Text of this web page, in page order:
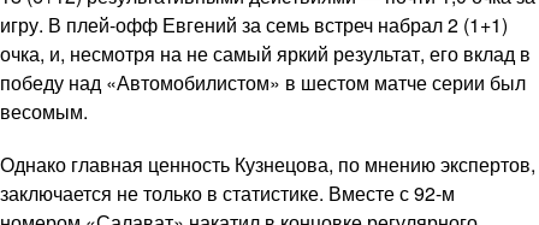
игру. В плей-офф Евгений за семь встреч набрал 2 (1+1)
очка, и, несмотря на не самый яркий результат, его вклад в
победу над «Автомобилистом» в шестом матче серии был
весомым.
Однако главная ценность Кузнецова, по мнению экспертов,
заключается не только в статистике. Вместе с 92-м